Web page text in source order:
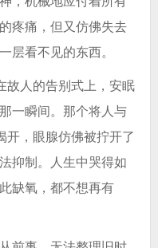
疼痛，但又仿佛失去
层看不见的东西。
故人的告别式上，安眠
一瞬间。那个将人与
开，眼腺仿佛被拧开了
抑制。人生中哭得如
缺氧，都不想再有